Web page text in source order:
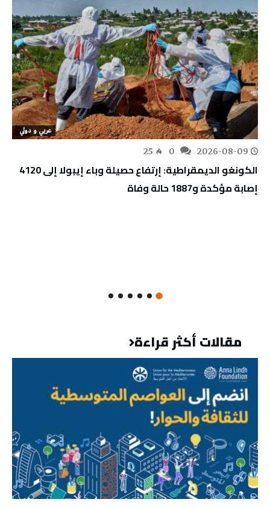
عربي و دولي
2026-08-09
25
الكونغو الديمقراطية: إرتفاع حصيلة وباء إيبولا إلى 4120
إصابة مؤكدة و1887 حالة وفاة
مقالات أكثر قراءة